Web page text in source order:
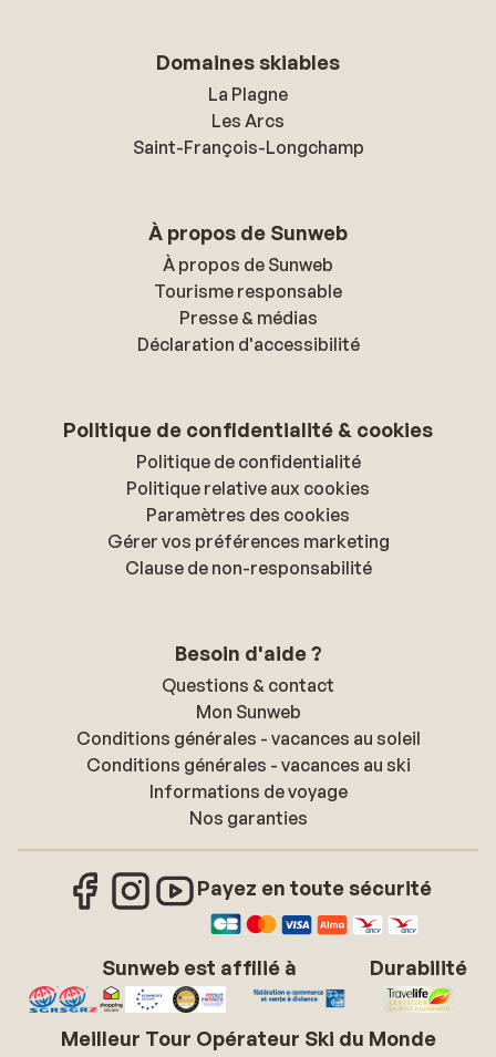
Domaines skiables
La Plagne
Les Arcs
Saint-François-Longchamp
À propos de Sunweb
À propos de Sunweb
Tourisme responsable
Presse & médias
Déclaration d'accessibilité
Politique de confidentialité & cookies
Politique de confidentialité
Politique relative aux cookies
Paramètres des cookies
Gérer vos préférences marketing
Clause de non-responsabilité
Besoin d'aide ?
Questions & contact
Mon Sunweb
Conditions générales - vacances au soleil
Conditions générales - vacances au ski
Informations de voyage
Nos garanties
Payez en toute sécurité
Sunweb est affilié à Durabilité
Meilleur Tour Opérateur Ski du Monde